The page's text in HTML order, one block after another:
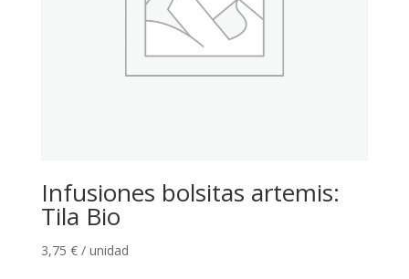
Infusiones bolsitas artemis:
Tila Bio
3,75 € / unidad